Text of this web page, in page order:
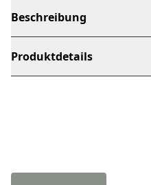
Beschreibung
Produktdetails